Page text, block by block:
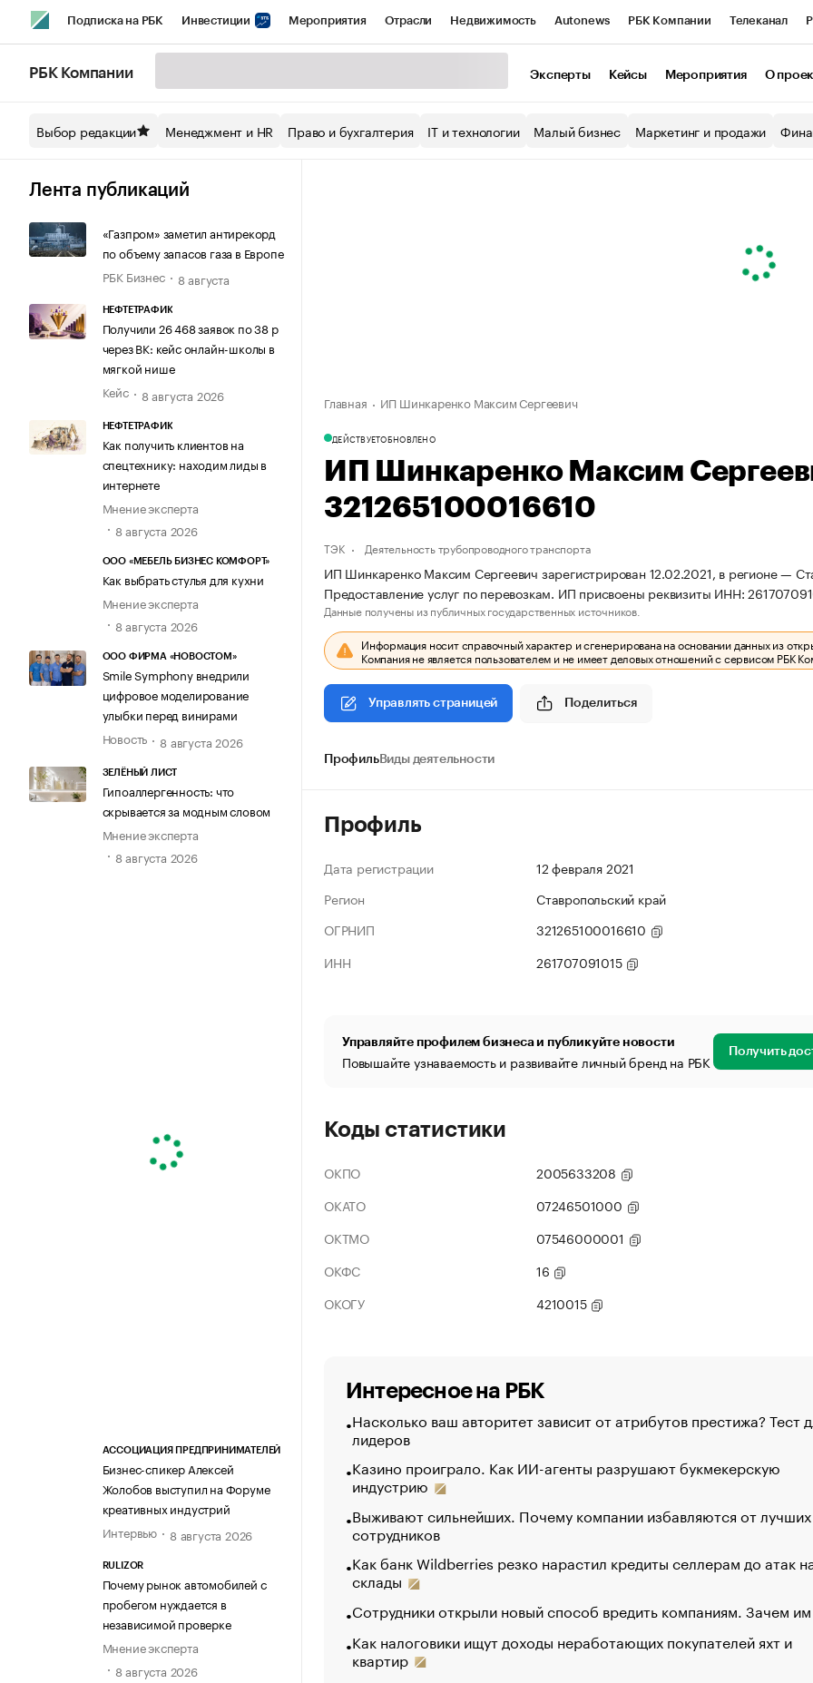
Подписка на РБК Инвестиции Мероприятия Отрасли Недвижимость Autonews РБК Компании Телеканал
Спецпроекты СПб Конференции СПб Спецпроекты Экономика Бизнес
Технологии и медиа
РБК Компании Эксперты Кейсы Мероприятия О
Выбор редакции Менеджмент и HR Право и бухгалтерия IT и технологии Малый бизнес Маркетинг и продажи
Лента публикаций
«Газпром» заметил антирекорд
по объему запасов газа в Европе
РБК Бизнес
8 августа
НЕФТЕТРАФИК
Получили 26 468 заявок по 38 р
через ВК: кейс онлайн-школы в
мягкой нише
Кейс
8 августа 2026
НЕФТЕТРАФИК
Как получить клиентов на
спецтехнику: находим лиды в
интернете
Мнение эксперта
8 августа 2026
ООО «МЕБЕЛЬ БИЗНЕС КОМФОРТ»
Как выбрать стулья для кухни
Мнение эксперта
8 августа 2026
ООО ФИРМА «НОВОСТОМ»
Smile Symphony внедрили
цифровое моделирование
улыбки перед винирами
Новость
8 августа 2026
ЗЕЛЁНЫЙ ЛИСТ
Гипоаллергенность: что
скрывается за модным словом
Мнение эксперта
8 августа 2026
АССОЦИАЦИЯ ПРЕДПРИНИМАТЕЛЕЙ
Бизнес-спикер Алексей
Жолобов выступил на Форуме
креативных индустрий
Интервью
8 августа 2026
RULIZOR
Почему рынок автомобилей с
пробегом нуждается в
независимой проверке
Мнение эксперта
8 августа 2026
Главная ИП Шинкаренко Максим Сергеевич
ДЕЙСТВУЕТОБНОВЛЕНО
ИП Шинкаренко Максим
321265100016610
ТЭК Деятельность трубопроводного транспорта
ИП Шинкаренко Максим Сергеевич зарегистрирован 12.02.2021, в регионе —
Предоставление услуг по перевозкам. ИП присвоены реквизиты ИНН:
Данные получены из публичных государственных источников.
Информация носит справочный характер и сгенерирована на основании данных из
Компания не является пользователем и не имеет деловых отношений с сервисом РБК
Управлять страницей Поделиться
ПрофильВиды деятельности
Профиль
Дата регистрации
12 февраля 2021
Регион
Ставропольский край
ОГРНИП
321265100016610
ИНН
261707091015
Управляйте профилем бизнеса и публикуйте новости
Повышайте узнаваемость и развивайте личный бренд на РБК Получить
Коды статистики
ОКПО
2005633208
ОКАТО
07246501000
ОКТМО
07546000001
ОКФС
16
ОКОГУ
4210015
Интересное на РБК
Насколько ваш авторитет зависит от атрибутов престижа? Тест
лидеров
Казино проиграло. Как ИИ-агенты разрушают букмекерскую
индустрию
Выживают сильнейших. Почему компании избавляются от лучших
сотрудников
Как банк Wildberries резко нарастил кредиты селлерам до атак
склады
Сотрудники открыли новый способ вредить компаниям. Зачем
Как налоговики ищут доходы неработающих покупателей яхт и
квартир